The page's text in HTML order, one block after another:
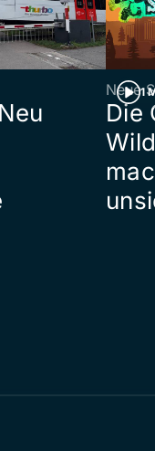
1
Neue
Die